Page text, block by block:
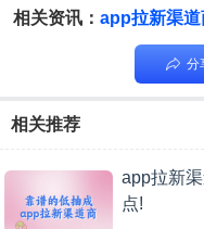
相关资讯： app拉新渠道
分
相关推荐
app拉新
点!